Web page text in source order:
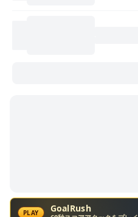
PLAY GoalRush